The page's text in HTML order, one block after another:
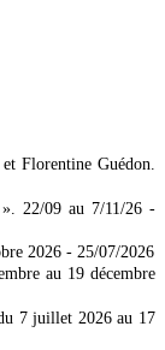
Florentine Guédon.
22/09 au 7/11/26 -
2026 - 25/07/2026
au 19 décembre
7 juillet 2026 au 17